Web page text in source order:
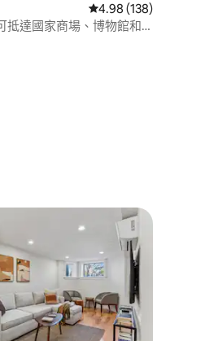
從 138 則評價中獲得
4.98 (138)
抵達國家商場、博物館和